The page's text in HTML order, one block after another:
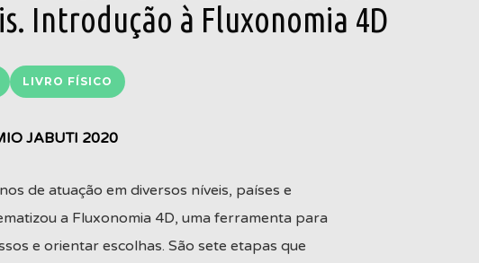
Introdução à Fluxonomia 4D
LIVRO FÍSICO
JABUTI 2020
de atuação em diversos níveis, países e
a Fluxonomia 4D, uma ferramenta para
e orientar escolhas. São sete etapas que